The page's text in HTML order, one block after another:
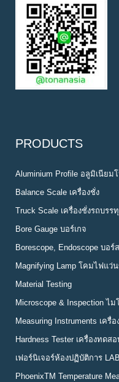
PRODUCTS
Aluminium Profile อลูมิเนียม
Balance Scale เครื่องชั่ง
Truck Scale เครื่องชั่งรถบร
Bore Gauge บอร์เกจ
Borescope, Endoscope บอร์
Magnifying Lamp โคมไฟแว่
Material Testing
Microscope & Inspection ไ
Measuring Instruments เครื่
Hardness Tester เครื่องทดส
เฟอร์นิเจอร์ห้องปฏิบัติการ
PhoenixTM Temperature